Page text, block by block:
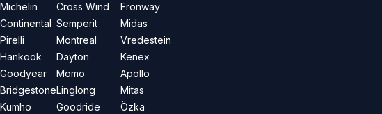
Michelin
Continental
Pirelli
Hankook
Goodyear
Bridgestone
Kumho
Cross Wind
Semperit
Montreal
Dayton
Momo
Linglong
Goodride
Fronway
Midas
Vredestein
Kenex
Apollo
Mitas
Özka